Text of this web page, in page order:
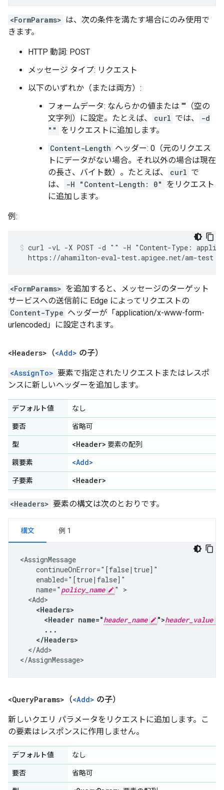
<FormParams> は、次の条件を満たす場合にのみ使用で
きます。
HTTP 動詞: POST
メッセージ タイプ: リクエスト
以下のいずれか（または両方）:
フォームデータ: なんらかの値または ""（空の
文字列）に設定。たとえば、
curl では、
-d
""
をリクエストに追加します。
Content-Length ヘッダー: 0（元のリクエス
トにデータがない場合。それ以外の場合は現在
の長さ、バイト数）。たとえば、
curl で
は、
-H "Content-Length: 0"
をリクエスト
に追加します。
例:
curl -vL -X POST -d "" -H "Content-Type:
  https://ahamilton-eval-test.apigee.net/am-test
<FormParams> を追加すると、メッセージのターゲット
サービスへの送信前に Edge によってリクエストの
Content-Type ヘッダーが「application/x-www-form-
urlencoded」に設定されます。
<Headers> （<Add> の子）
<AssignTo> 要素で指定されたリクエストまたはレスポ
ンスに新しいヘッダーを追加します。
デフォルト値 なし
要否 省略可
型 <Header> 要素の配列
親要素 <Add>
子要素 <Header>
<Headers> 要素の構文は次のとおりです。
構文 例 1
<AssignMessage
    continueOnError="[false|true]"
    enabled="[true|false]"
    name="
policy_name
" >
    <Headers>
      <Header name="
header_name ">header_value
      ...
    </Headers>
  </Add>
</AssignMessage>
<QueryParams> （<Add> の子）
新しいクエリ パラメータをリクエストに追加します。こ
の要素はレスポンスに作用しません。
デフォルト値 なし
要否 省略可